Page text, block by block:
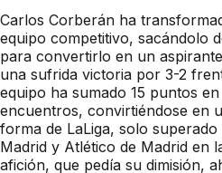
Carlos Corberán ha
equipo competitivo, sacándolo
para convertirlo en un
una sufrida victoria por 3-2
equipo ha sumado 15 puntos
encuentros, convirtiéndose en
forma de LaLiga, solo
Madrid y Atlético de Madrid en
afición, que pedía su dimisión,